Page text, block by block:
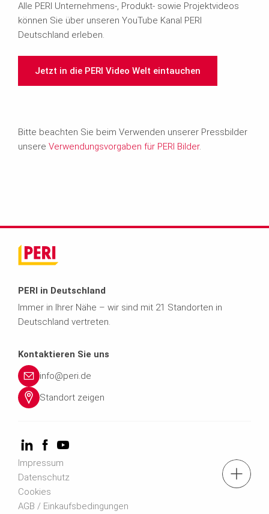
Kontaktformular
Alle PERI Unternehmens-, Produkt- sowie Projektvideos
können Sie über unseren YouTube Kanal PERI
Deutschland erleben.
Jetzt in die PERI Video Welt eintauchen
Bitte beachten Sie beim Verwenden unserer Pressbilder
unsere Verwendungsvorgaben für PERI Bilder.
PERI in Deutschland
Immer in Ihrer Nähe – wir sind mit 21 Standorten in
Deutschland vertreten.
Kontaktieren Sie uns
info@peri.de
Standort zeigen
Impressum
Datenschutz
Cookies
AGB / Einkaufsbedingungen